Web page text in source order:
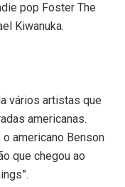
pop Foster The
Kiwanuka.
vários artistas que
americanas.
americano Benson
que chegou ao